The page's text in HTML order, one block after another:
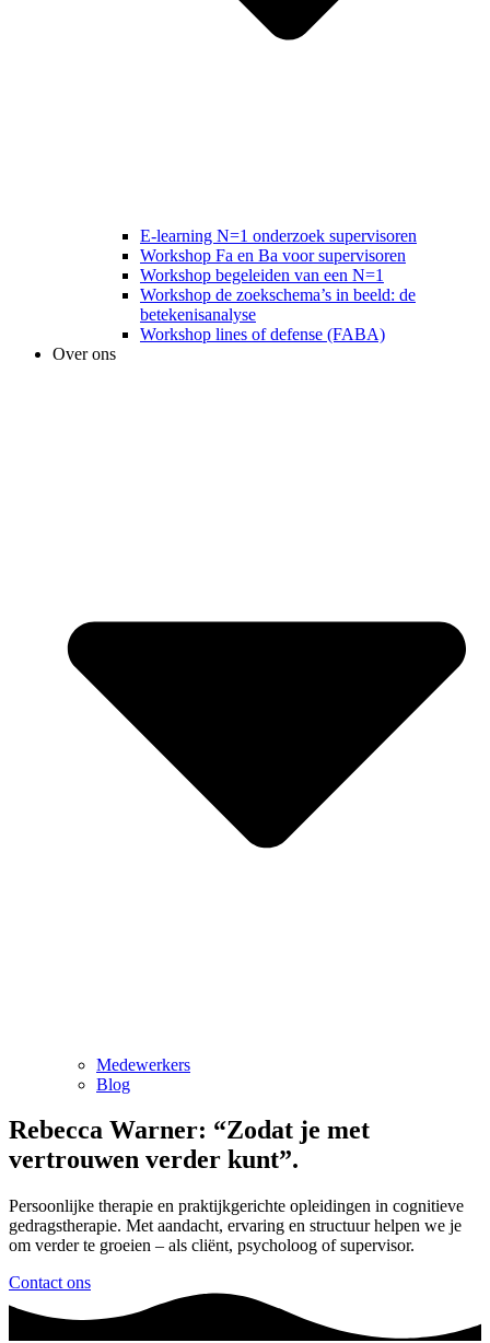
E-learning N=1 onderzoek supervisoren
Workshop Fa en Ba voor supervisoren
Workshop begeleiden van een N=1
Workshop de zoekschema’s in beeld: de
betekenisanalyse
Workshop lines of defense (FABA)
Over ons
Medewerkers
Blog
Rebecca Warner: “Zodat je met
vertrouwen verder kunt”.
Persoonlijke therapie en praktijkgerichte opleidingen in cognitieve
gedragstherapie. Met aandacht, ervaring en structuur helpen we je
om verder te groeien – als cliënt, psycholoog of supervisor.
Contact ons